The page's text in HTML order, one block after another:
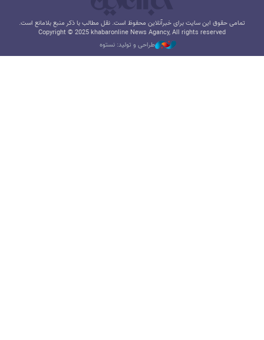
تمامی حقوق این سایت برای خبرآنلاین محفوظ است. نقل مطالب با ذکر منبع بلامانع است.
Copyright © 2025 khabaronline News Agancy, All rights reserved
طراحی و تولید: نستوه